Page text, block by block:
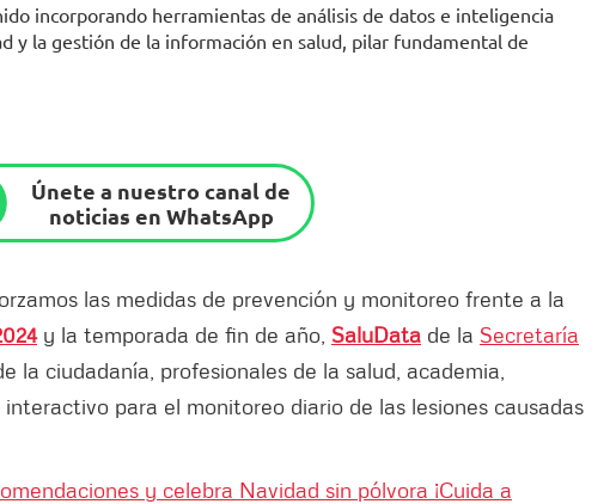
incorporando herramientas de análisis de datos e inteligencia
y la gestión de la información en salud, pilar fundamental de
Únete a nuestro canal de
noticias en WhatsApp
las medidas de prevención y monitoreo frente a la
y la temporada de fin de año, SaluData de la Secretaría
la ciudadanía, profesionales de la salud, academia,
para el monitoreo diario de las lesiones causadas
y celebra Navidad sin pólvora ¡Cuida a